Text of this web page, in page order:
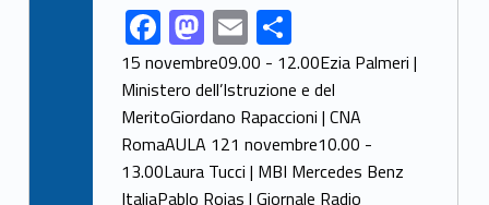
Link identifier share facebook archive #share-link-archive-45244F
ac
e
b
o
M
as
to
d
o
E
m
ai
l
S
h
ar
e
15 novembre09.00 - 12.00Ezia Palmeri |
Ministero dell’Istruzione e del
MeritoGiordano Rapaccioni | CNA
RomaAULA 121 novembre10.00 -
13.00Laura Tucci | MBI Mercedes Benz
ItaliaPablo Rojas | Giornale Radio